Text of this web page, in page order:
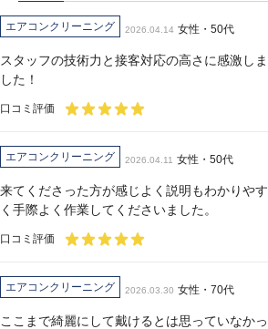
エアコンクリーニング 2026.04.14 女性・50代
スタッフの技術力と接客対応の高さに感激しま
した！
口コミ評価
エアコンクリーニング 2026.04.11 女性・50代
来てくださった方が感じよく説明もわかりやす
く手際よく作業してくださいました。
口コミ評価
エアコンクリーニング 2026.03.30 女性・70代
ここまで綺麗にして戴けるとは思っていなかっ